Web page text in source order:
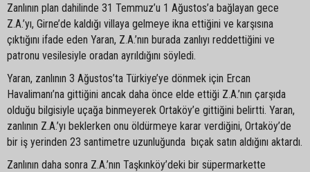
Zanlının plan dahilinde 31 Temmuz’u 1 Ağustos’a bağlayan gece
Z.A.’yı, Girne’de kaldığı villaya gelmeye ikna ettiğini ve karşısına
çıktığını ifade eden Yaran, Z.A.’nın burada zanlıyı reddettiğini ve
patronu vesilesiyle oradan ayrıldığını söyledi.
Yaran, zanlının 3 Ağustos’ta Türkiye’ye dönmek için Ercan
Havalimanı’na gittiğini ancak daha önce elde ettiği Z.A.’nın çarşıda
olduğu bilgisiyle uçağa binmeyerek Ortaköy’e gittiğini belirtti. Yaran,
zanlının Z.A.’yı beklerken onu öldürmeye karar verdiğini, Ortaköy’de
bir iş yerinden 23 santimetre uzunluğunda bıçak satın aldığını aktardı.
Zanlının daha sonra Z.A.’nın Taşkınköy’deki bir süpermarkette